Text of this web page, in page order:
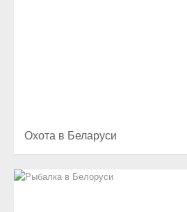
Охота в Беларуси